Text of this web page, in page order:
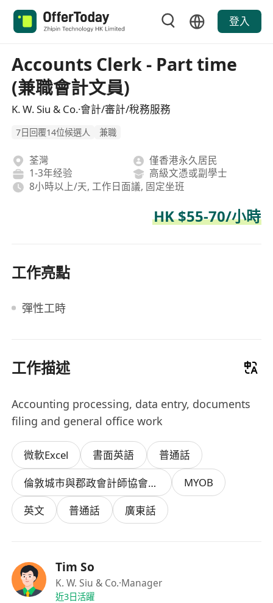
登入
Accounts Clerk - Part time
(兼職會計文員)
K. W. Siu & Co.·會計/審計/稅務服務
7日回覆14位候選人 兼職
荃灣
僅香港永久居民
1-3年经验
高級文憑或副學士
8小時以上/天, 工作日面議, 固定坐班
HK $55-70/小時
工作亮點
彈性工時
工作描述
Accounting processing, data entry, documents
filing and general office work
微軟Excel 書面英語
普通話
倫敦城市與郡政會計師協會中級資格證書
MYOB
英文 普通話 廣東話
Tim So
K. W. Siu & Co.·Manager
近3日活躍